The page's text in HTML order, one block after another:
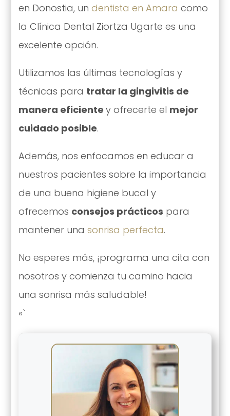
en Donostia, un dentista en Amara como
la Clínica Dental Ziortza Ugarte es una
excelente opción.
Utilizamos las últimas tecnologías y
técnicas para tratar la gingivitis de
manera eficiente y ofrecerte el mejor
cuidado posible.
Además, nos enfocamos en educar a
nuestros pacientes sobre la importancia
de una buena higiene bucal y
ofrecemos consejos prácticos para
mantener una sonrisa perfecta.
No esperes más, ¡programa una cita con
nosotros y comienza tu camino hacia
una sonrisa más saludable!
«`